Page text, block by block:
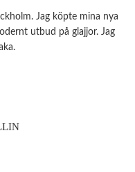
Jag köpte mina nya
utbud på glajjor. Jag